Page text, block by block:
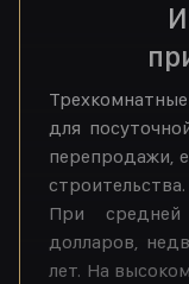
для
перепродажи,
строительства.
При
долларов,
лет. На